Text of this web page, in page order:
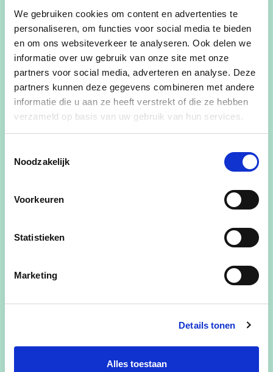
We gebruiken cookies om content en advertenties te
personaliseren, om functies voor social media te bieden
en om ons websiteverkeer te analyseren. Ook delen we
informatie over uw gebruik van onze site met onze
partners voor social media, adverteren en analyse. Deze
partners kunnen deze gegevens combineren met andere
informatie die u aan ze heeft verstrekt of die ze hebben
verzameld op basis van uw gebruik van hun services.
Noodzakelijk
Voorkeuren
Statistieken
Marketing
Details tonen
Alles toestaan
Aantal aanwezigen
14 personen komen ook
Deel dit evenement
Op 10 september neemt mandataris Josée
Lambrechts ons mee op sleeptouw in Varendonk.
Bloemenland om 19u.
Kom jij ook?